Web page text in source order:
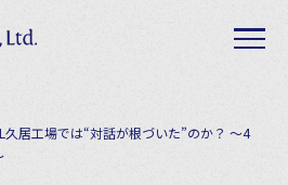
久居工場では“対話が根づいた”のか？ ～4